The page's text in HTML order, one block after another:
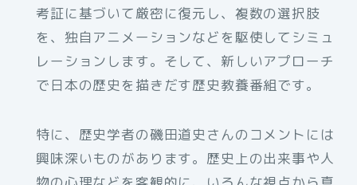
考証に基づいて厳密に復元し、複数の選択肢
を、独自アニメーションなどを駆使してシミュ
レーションします。そして、新しいアプローチ
で日本の歴史を描きだす歴史教養番組です。
特に、歴史学者の磯田道史さんのコメントには
興味深いものがあります。歴史上の出来事や人